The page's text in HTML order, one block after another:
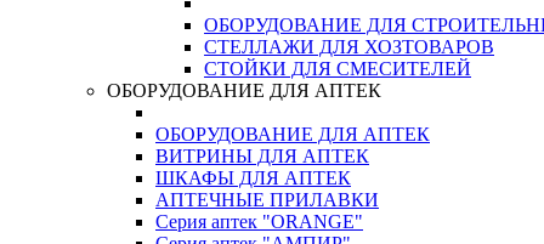
ОБОРУДОВАНИЕ ДЛЯ
СТЕЛЛАЖИ ДЛЯ ХОЗТОВАРОВ
СТОЙКИ ДЛЯ СМЕСИТЕЛЕЙ
ОБОРУДОВАНИЕ ДЛЯ АПТЕК
ОБОРУДОВАНИЕ ДЛЯ АПТЕК
ВИТРИНЫ ДЛЯ АПТЕК
ШКАФЫ ДЛЯ АПТЕК
АПТЕЧНЫЕ ПРИЛАВКИ
Серия аптек "ORANGE"